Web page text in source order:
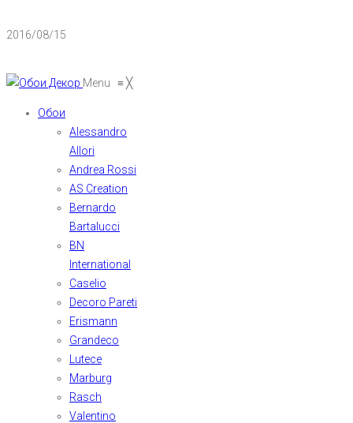
2016/08/15
Menu ≡╳
Обои
Alessandro
Allori
Andrea Rossi
AS Creation
Bernardo
Bartalucci
BN
International
Caselio
Decoro Pareti
Erismann
Grandeco
Lutece
Marburg
Rasch
Valentino